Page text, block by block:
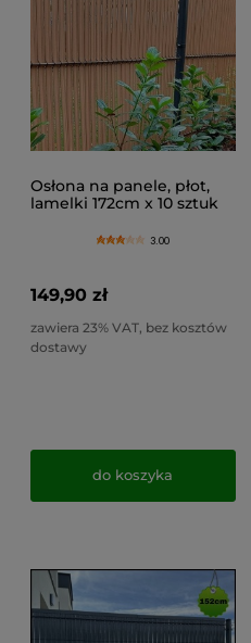
Osłona na panele, płot,
lamelki 172cm x 10 sztuk
3.00
149,90 zł
zawiera 23% VAT, bez kosztów
dostawy
do koszyka